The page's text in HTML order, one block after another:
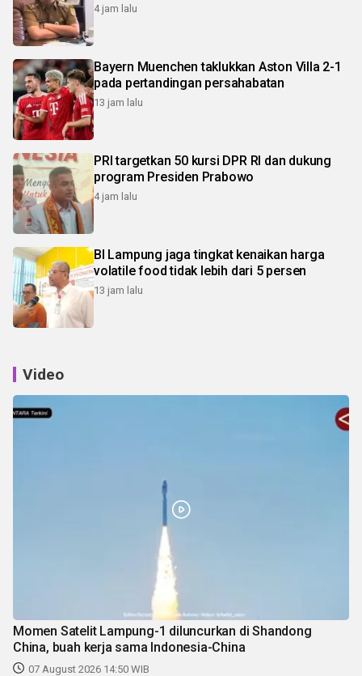
4 jam lalu
Bayern Muenchen taklukkan Aston Villa 2-1
pada pertandingan persahabatan
13 jam lalu
PRI targetkan 50 kursi DPR RI dan dukung
program Presiden Prabowo
4 jam lalu
BI Lampung jaga tingkat kenaikan harga
volatile food tidak lebih dari 5 persen
13 jam lalu
Video
Momen Satelit Lampung-1 diluncurkan di Shandong
China, buah kerja sama Indonesia-China
07 August 2026 14:50 WIB